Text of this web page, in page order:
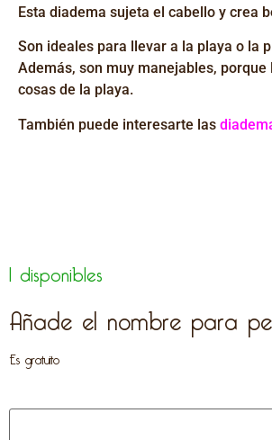
Esta diadema sujeta el cabello y crea
Son ideales para llevar a la playa o la
Además, son muy manejables,
cosas de la playa.
También puede interesarte las
1 disponibles
Añade el nombre para
Es gratuito